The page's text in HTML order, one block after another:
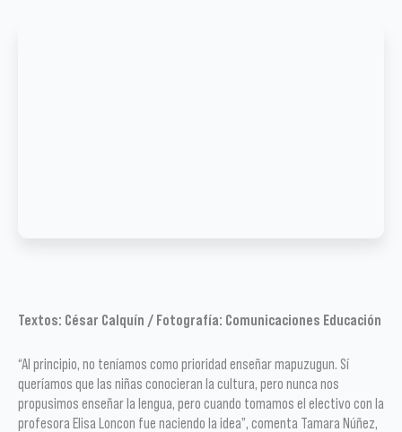
Textos: César Calquín / Fotografía: Comunicaciones Educación
“Al principio, no teníamos como prioridad enseñar mapuzugun. Sí
queríamos que las niñas conocieran la cultura, pero nunca nos
propusimos enseñar la lengua, pero cuando tomamos el electivo con la
profesora Elisa Loncon fue naciendo la idea”, comenta Tamara Núñez,